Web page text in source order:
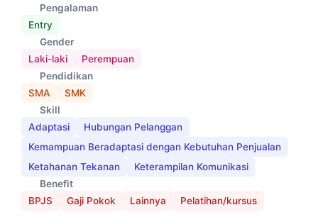
Pengalaman
Entry
Gender
Laki-laki
Perempuan
Pendidikan
SMA
SMK
Skill
Adaptasi
Hubungan Pelanggan
Kemampuan Beradaptasi dengan Kebutuhan Penjualan
Ketahanan Tekanan
Keterampilan Komunikasi
Benefit
BPJS
Gaji Pokok Lainnya Pelatihan/kursus